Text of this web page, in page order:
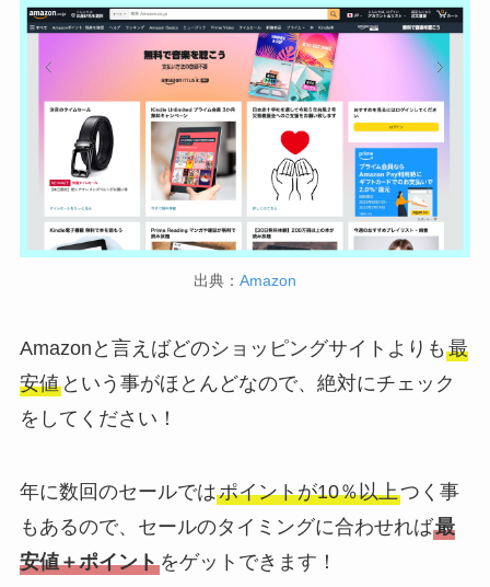
出典： Amazon
Amazonと言えばどのショッピングサイトよりも 最
安値という事がほとんどなので、絶対にチェック
をしてください！
年に数回のセールではポイントが10％以上つく事
もあるので、セールのタイミングに合わせれば最
安値＋ポイントをゲットできます！